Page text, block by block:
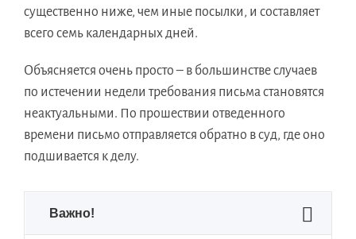
существенно ниже, чем иные посылки, и составляет
всего семь календарных дней.
Объясняется очень просто – в большинстве случаев
по истечении недели требования письма становятся
неактуальными. По прошествии отведенного
времени письмо отправляется обратно в суд, где оно
подшивается к делу.
Важно!